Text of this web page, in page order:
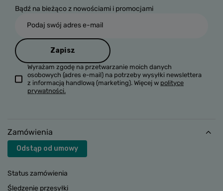
Bądź na bieżąco z nowościami i promocjami
Podaj swój adres e-mail
Zapisz
Wyrażam zgodę na przetwarzanie moich danych
osobowych (adres e-mail) na potrzeby wysyłki newslettera
z informacją handlową (marketing). Więcej w polityce
prywatności.
Zamówienia
Odstąp od umowy
Status zamówienia
Śledzenie przesyłki